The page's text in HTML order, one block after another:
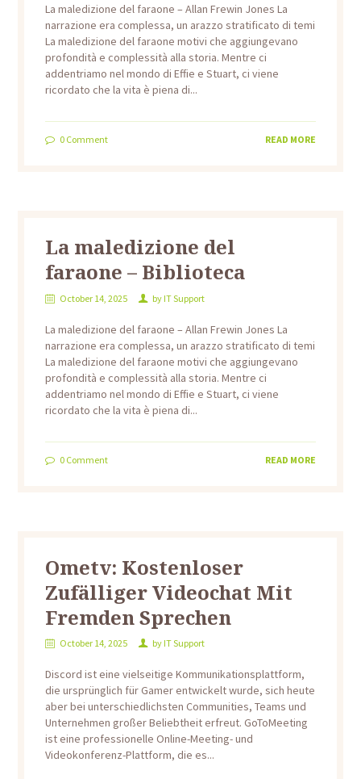
La maledizione del faraone – Allan Frewin Jones La
narrazione era complessa, un arazzo stratificato di temi
La maledizione del faraone motivi che aggiungevano
profondità e complessità alla storia. Mentre ci
addentriamo nel mondo di Effie e Stuart, ci viene
ricordato che la vita è piena di...
0Comment READ MORE
La maledizione del
faraone – Biblioteca
October 14, 2025 by IT Support
La maledizione del faraone – Allan Frewin Jones La
narrazione era complessa, un arazzo stratificato di temi
La maledizione del faraone motivi che aggiungevano
profondità e complessità alla storia. Mentre ci
addentriamo nel mondo di Effie e Stuart, ci viene
ricordato che la vita è piena di...
0Comment READ MORE
Ometv: Kostenloser
Zufälliger Videochat Mit
Fremden Sprechen
October 14, 2025 by IT Support
Discord ist eine vielseitige Kommunikationsplattform,
die ursprünglich für Gamer entwickelt wurde, sich heute
aber bei unterschiedlichsten Communities, Teams und
Unternehmen großer Beliebtheit erfreut. GoToMeeting
ist eine professionelle Online-Meeting- und
Videokonferenz-Plattform, die es...